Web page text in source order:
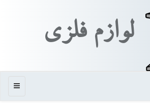
لوازم فلزی
منو